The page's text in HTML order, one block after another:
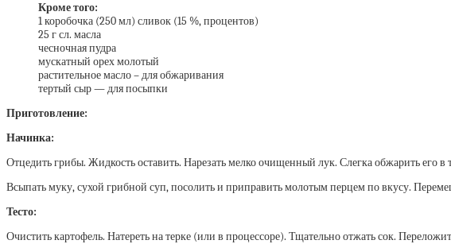
Кроме того:
1 коробочка (250 мл) сливок (15 %, процентов)
25 г сл. масла
чесночная пудра
мускатный орех молотый
растительное масло – для обжаривания
тертый сыр — для посыпки
Приготовление:
Начинка:
Отцедить грибы. Жидкость оставить. Нарезать мелко очищенный лук. Слегка обжарить его
Всыпать муку, сухой грибной суп, посолить и приправить молотым перцем по вкусу.
Тесто:
Очистить картофель. Натереть на терке (или в процессоре). Тщательно отжать сок.